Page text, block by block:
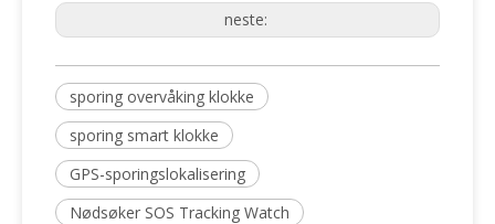
neste:
sporing overvåking klokke
sporing smart klokke
GPS-sporingslokalisering
Nødsøker SOS Tracking Watch